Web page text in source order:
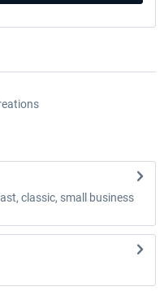
classic, small business